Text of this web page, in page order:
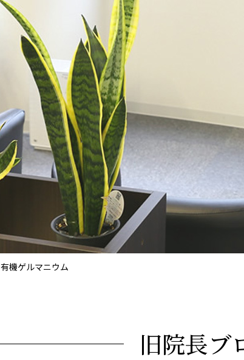
有機ゲルマニウム
旧院長ブ